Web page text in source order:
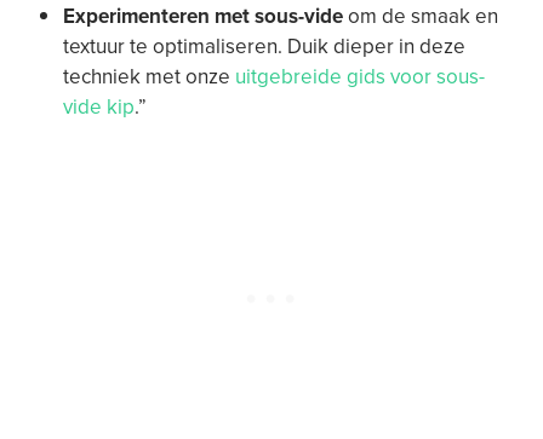
Experimenteren met sous-videom de smaak en
textuur te optimaliseren. Duik dieper in deze
techniek met onze uitgebreide gids voor sous-
vide kip.”